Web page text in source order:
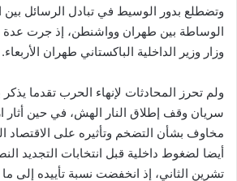
وتضطلع بدور الوسيط في تبادل الرسائل بين
الوساطة بين طهران وواشنطن، إذ جرت عدة
وزار وزير الداخلية الباكستاني طهران الأربعاء.
سريان وقف إطلاق النار الهش، في حين أثار
مخاوف بشأن التضخم وتأثيره على الاقتصاد
أيضا لضغوط داخلية قبل انتخابات التجديد
تشرين الثاني، إذ انخفضت نسبة تأييده إلى